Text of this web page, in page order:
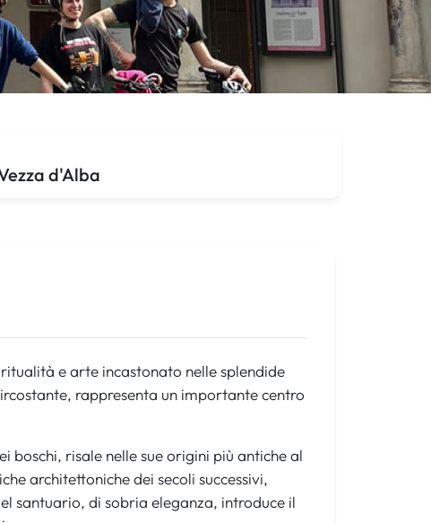
d'Alba
e arte incastonato nelle splendide
rappresenta un importante centro
boschi, risale nelle sue origini più antiche al
architettoniche dei secoli successivi,
santuario, di sobria eleganza, introduce il